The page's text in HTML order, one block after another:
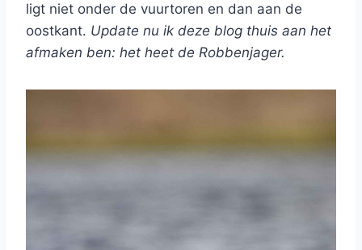
ligt niet onder de vuurtoren en dan aan de
oostkant. Update nu ik deze blog thuis aan het
afmaken ben: het heet de Robbenjager.